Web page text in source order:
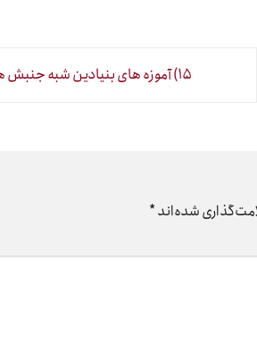
۱۵) آموزه های بنیادین شبه جنبش های معنوی
شده‌اند*